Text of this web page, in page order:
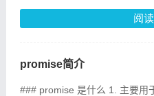
阅
promise简介
### promise 是什么 1. 主要用于异步计算 2. 可以将异步操作列